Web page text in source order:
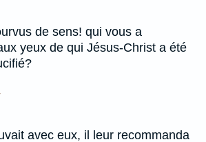
de sens! qui vous a
yeux de qui Jésus-Christ a été
avec eux, il leur recommanda